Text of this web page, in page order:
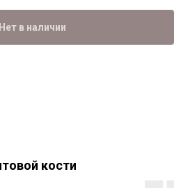
Нет в наличии
кости